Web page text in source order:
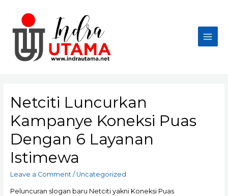
content
Main
Netciti Luncurkan
Kampanye Koneksi Puas
Dengan 6 Layanan
Istimewa
Leave a Comment / Uncategorized
Peluncuran slogan baru Netciti yakni Koneksi Puas